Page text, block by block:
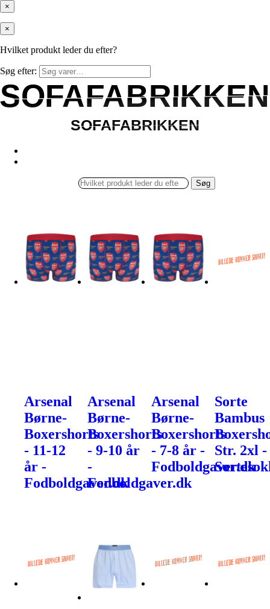
×
×
Hvilket produkt leder du efter?
Søg efter:
SOFAFABRIKKEN
SOFAFABRIKKEN
SOFAFABRIKKEN
Søg
Arsenal
Børne-
Boxershorts
- 11-12
år -
Fodboldgaver.dk
Arsenal
Børne-
Boxershorts
- 9-10 år
-
Fodboldgaver.dk
Arsenal
Børne-
Boxershorts
- 7-8 år -
Fodboldgaver.dk
Sorte
Bambus
Str. 2xl -